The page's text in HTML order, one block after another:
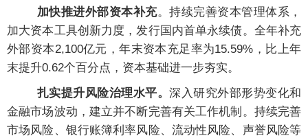
加快推进外部资本补充。持续完善资本管理体系，
加大资本工具创新力度，发行国内首单永续债。全年补充
外部资本2,100亿元，年末资本充足率为15.59%，比上年
末提升0.62个百分点，资本基础进一步夯实。
扎实提升风险治理水平。深入研究外部形势变化和
金融市场波动，建立并不断完善有关工作机制。持续完善
市场风险、银行账簿利率风险、流动性风险、声誉风险等